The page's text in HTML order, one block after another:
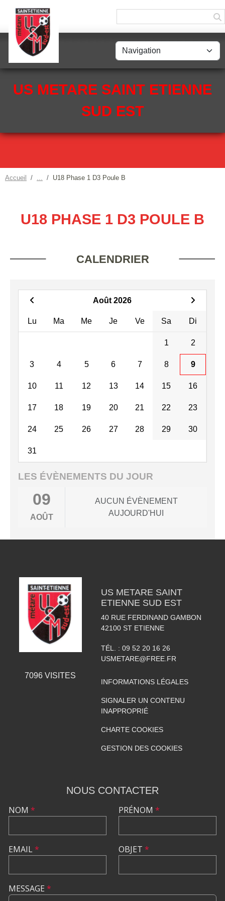
US METARE SAINT ETIENNE
SUD EST
Accueil U18 Phase 1 D3 Poule B
U18 PHASE 1 D3 POULE B
CALENDRIER
Août 2026
Lu Ma Me Je Ve Sa Di
1 2
3 4 5 6 7 8 9
10 11 12 13 14 15 16
17 18 19 20 21 22 23
24 25 26 27 28 29 30
31
LES ÉVÈNEMENTS DU JOUR
09
AOÛT
AUCUN ÉVÈNEMENT
AUJOURD'HUI
7096 VISITES
US METARE SAINT
ETIENNE SUD EST
40 RUE FERDINAND GAMBON
42100 ST ETIENNE
TÉL. : 09 52 20 16 26
USMETARE@FREE.FR
INFORMATIONS LÉGALES
SIGNALER UN CONTENU
INAPPROPRIÉ
CHARTE COOKIES
GESTION DES COOKIES
NOUS CONTACTER
NOM *
EMAIL*
PRÉNOM *
OBJET *
MESSAGE *